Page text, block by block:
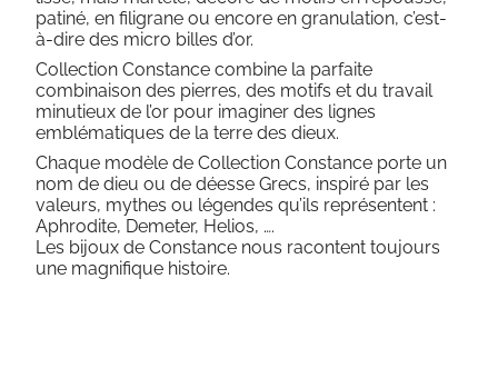
patiné, en filigrane ou encore en granulation, c’est-
à-dire des micro billes d’or.
Collection Constance combine la parfaite
combinaison des pierres, des motifs et du travail
minutieux de l’or pour imaginer des lignes
emblématiques de la terre des dieux.
Chaque modèle de Collection Constance porte un
nom de dieu ou de déesse Grecs, inspiré par les
valeurs, mythes ou légendes qu’ils représentent :
Aphrodite, Demeter, Helios, ….
Les bijoux de Constance nous racontent toujours
une magnifique histoire.